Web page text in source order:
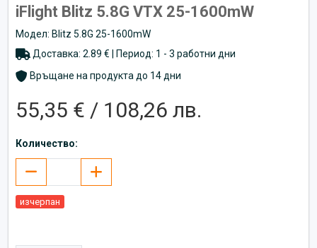
iFlight Blitz 5.8G VTX 25-1600mW
Модел: Blitz 5.8G 25-1600mW
Доставка: 2.89 € | Период: 1 - 3 работни дни
Връщане на продукта до 14 дни
55,35 € / 108,26 лв.
Количество:
изчерпан